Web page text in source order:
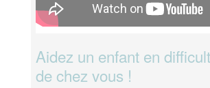
Aidez un enfant en
de chez vous !